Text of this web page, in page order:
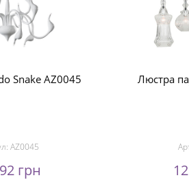
Snake AZ0045
AZ0045
грн
Люстра